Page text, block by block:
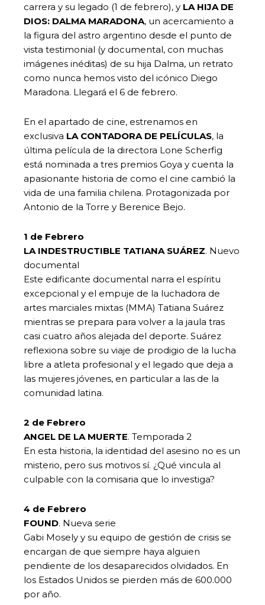
carrera y su legado (1 de febrero), y LA HIJA DE
DIOS: DALMA MARADONA, un acercamiento a
la figura del astro argentino desde el punto de
vista testimonial (y documental, con muchas
imágenes inéditas) de su hija Dalma, un retrato
como nunca hemos visto del icónico Diego
Maradona. Llegará el 6 de febrero.
En el apartado de cine, estrenamos en
exclusiva LA CONTADORA DE PELÍCULAS, la
última película de la directora Lone Scherfig
está nominada a tres premios Goya y cuenta la
apasionante historia de como el cine cambió la
vida de una familia chilena. Protagonizada por
Antonio de la Torre y Berenice Bejo.
1 de Febrero
LA INDESTRUCTIBLE TATIANA SUÁREZ. Nuevo
documental
Este edificante documental narra el espíritu
excepcional y el empuje de la luchadora de
artes marciales mixtas (MMA) Tatiana Suárez
mientras se prepara para volver a la jaula tras
casi cuatro años alejada del deporte. Suárez
reflexiona sobre su viaje de prodigio de la lucha
libre a atleta profesional y el legado que deja a
las mujeres jóvenes, en particular a las de la
comunidad latina.
2 de Febrero
ANGEL DE LA MUERTE. Temporada 2
En esta historia, la identidad del asesino no es un
misterio, pero sus motivos sí. ¿Qué vincula al
culpable con la comisaria que lo investiga?
4 de Febrero
FOUND. Nueva serie
Gabi Mosely y su equipo de gestión de crisis se
encargan de que siempre haya alguien
pendiente de los desaparecidos olvidados. En
los Estados Unidos se pierden más de 600.000
por año.